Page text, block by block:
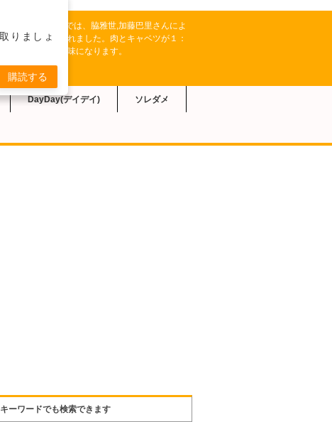
きょうの料理】では、脇雅世,加藤巴里さんによ
レシピが紹介されました。肉とキャベツが１：
子。みそが隠し味になります。
DayDay(デイデイ) ソレダメ
キーワードでも検索できます
りましょ
購読する